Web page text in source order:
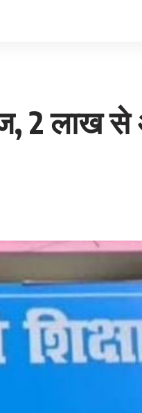
2 लाख